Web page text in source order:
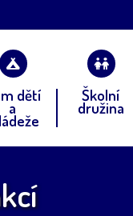
dětí
a
Školní
družina